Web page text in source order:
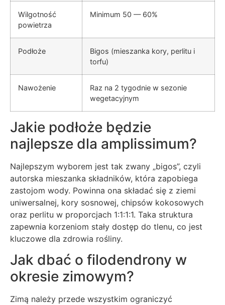
Wilgotność
powietrza
Minimum 50 — 60%
Podłoże
Bigos (mieszanka kory, perlitu i
torfu)
Nawożenie
Raz na 2 tygodnie w sezonie
wegetacyjnym
Jakie podłoże będzie
najlepsze dla amplissimum?
Najlepszym wyborem jest tak zwany „bigos”, czyli
autorska mieszanka składników, która zapobiega
zastojom wody. Powinna ona składać się z ziemi
uniwersalnej, kory sosnowej, chipsów kokosowych
oraz perlitu w proporcjach 1:1:1:1. Taka struktura
zapewnia korzeniom stały dostęp do tlenu, co jest
kluczowe dla zdrowia rośliny.
Jak dbać o filodendrony w
okresie zimowym?
Zimą należy przede wszystkim ograniczyć